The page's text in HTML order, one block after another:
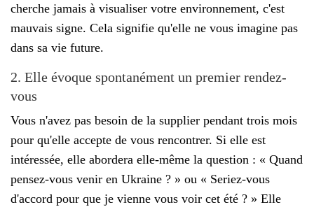
cherche jamais à visualiser votre environnement, c'est
mauvais signe. Cela signifie qu'elle ne vous imagine pas
dans sa vie future.
2. Elle évoque spontanément un premier rendez-
vous
Vous n'avez pas besoin de la supplier pendant trois mois
pour qu'elle accepte de vous rencontrer. Si elle est
intéressée, elle abordera elle-même la question : « Quand
pensez-vous venir en Ukraine ? » ou « Seriez-vous
d'accord pour que je vienne vous voir cet été ? » Elle